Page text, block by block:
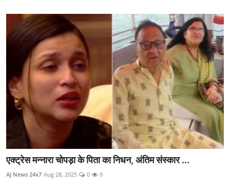
एक्ट्रेस मन्नारा चोपड़ा के पिता का निधन, अंतिम संस्कार ...
AJ News 24x7 Aug 28, 2025 0 0